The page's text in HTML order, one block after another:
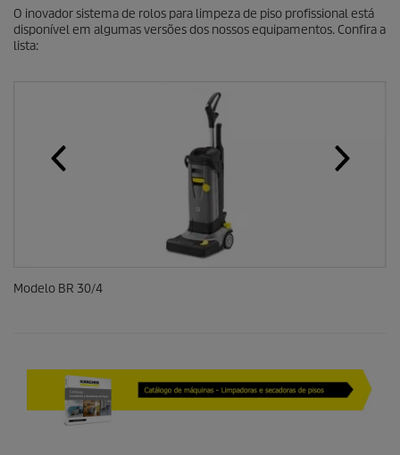
O inovador sistema de rolos para limpeza de piso profissional está
disponível em algumas versões dos nossos equipamentos. Confira a
lista:
Modelo BR 30/4